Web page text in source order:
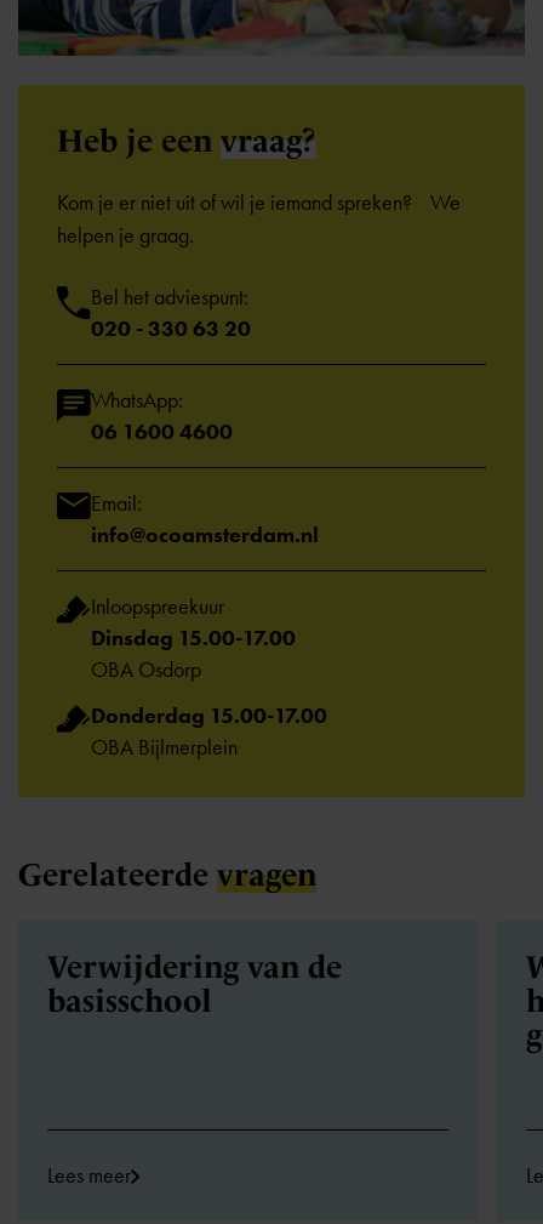
Heb je een vraag?
Kom je er niet uit of wil je iemand spreken? We
helpen je graag.
Bel het adviespunt:
020 - 330 63 20
WhatsApp:
06 1600 4600
Email:
info@ocoamsterdam.nl
Inloopspreekuur
Dinsdag 15.00-17.00
OBA Osdorp
Donderdag 15.00-17.00
OBA Bijlmerplein
Gerelateerde vragen
Verwijdering van de
basisschool
Lees meer